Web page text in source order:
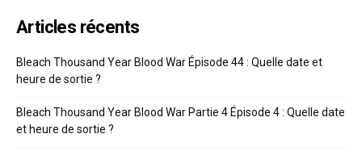
Articles récents
Bleach Thousand Year Blood War Épisode 44 : Quelle date et
heure de sortie ?
Bleach Thousand Year Blood War Partie 4 Épisode 4 : Quelle date
et heure de sortie ?